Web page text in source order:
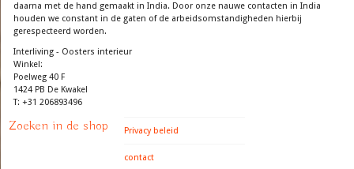
daarna met de hand gemaakt in India. Door onze nauwe contacten in India
houden we constant in de gaten of de arbeidsomstandigheden hierbij
gerespecteerd worden.
Interliving - Oosters interieur
Winkel:
Poelweg 40 F
1424 PB De Kwakel
T: +31 206893496
Zoeken in de shop Privacy beleid
contact